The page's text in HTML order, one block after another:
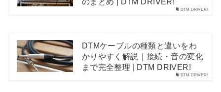
DTM DRIVER!
DTM DRIVER!
DTMケーブルの種類と違いをわ
かりやすく解説｜接続・音の変化
まで完全整理 | DTM DRIVER!